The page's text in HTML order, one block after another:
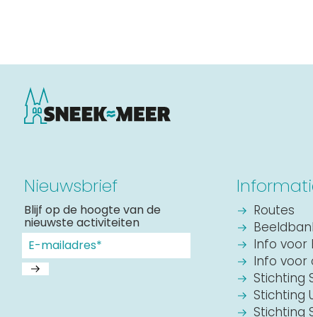
Nieuwsbrief
Blijf op de hoogte van de
nieuwste activiteiten
Routes
Info voor
Info voor
Stichting
Stichting
Stichting